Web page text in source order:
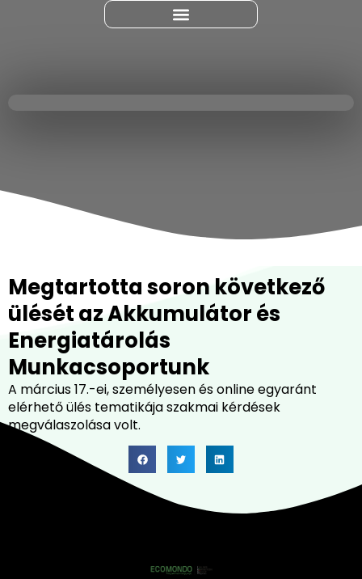
Megtartotta soron következő
ülését az Akkumulátor és
Energiatárolás
Munkacsoportunk
A március 17.-ei, személyesen és online egyaránt
elérhető ülés tematikája szakmai kérdések
megválaszolása volt.